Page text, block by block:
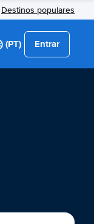
Destinos populares
(PT) Entrar